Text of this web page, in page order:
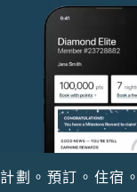
計劃。預訂。住宿